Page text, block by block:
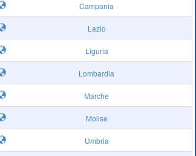
Campania
Lazio
Liguria
Lombardia
Marche
Molise
Umbria